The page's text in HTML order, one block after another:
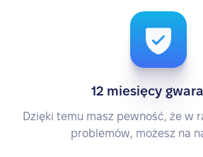
12 miesięcy
Dzięki temu masz pewność, że w
problemów, możesz na